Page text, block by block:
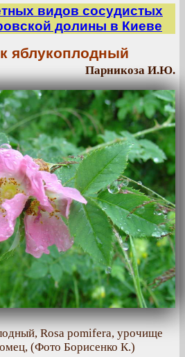
видов сосудистых
долины в Киеве
яблукоплодный
Парникоза И.Ю.
Rosa pomifera, урочище
(Фото Борисенко К.)